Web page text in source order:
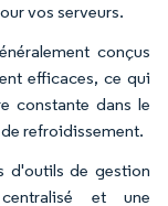
vos serveurs.
conçus
efficaces, ce qui
constante dans le
refroidissement.
d'outils de gestion
et une